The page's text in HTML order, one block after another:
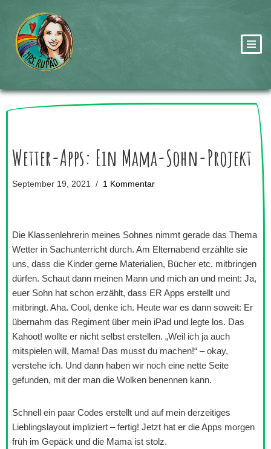
Zum
Inhalt
springen
Wetter-Apps: Ein Mama-Sohn-Projekt
September 19, 2021 1 Kommentar
Die Klassenlehrerin meines Sohnes nimmt gerade das Thema
Wetter in Sachunterricht durch. Am Elternabend erzählte sie
uns, dass die Kinder gerne Materialien, Bücher etc. mitbringen
dürfen. Schaut dann meinen Mann und mich an und meint: Ja,
euer Sohn hat schon erzählt, dass ER Apps erstellt und
mitbringt. Aha. Cool, denke ich. Heute war es dann soweit: Er
übernahm das Regiment über mein iPad und legte los. Das
Kahoot! wollte er nicht selbst erstellen. „Weil ich ja auch
mitspielen will, Mama! Das musst du machen!“ – okay,
verstehe ich. Und dann haben wir noch eine nette Seite
gefunden, mit der man die Wolken benennen kann.
Schnell ein paar Codes erstellt und auf mein derzeitiges
Lieblingslayout impliziert – fertig! Jetzt hat er die Apps morgen
früh im Gepäck und die Mama ist stolz.